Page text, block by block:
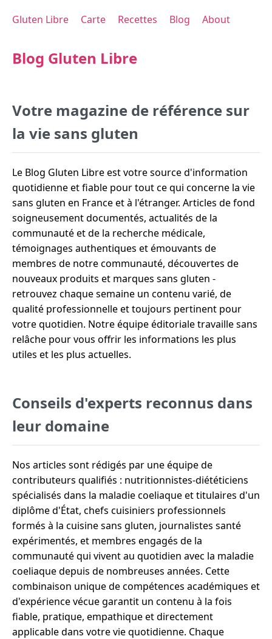
Gluten Libre Carte Recettes Blog About
Blog Gluten Libre
Votre magazine de référence sur
la vie sans gluten
Le Blog Gluten Libre est votre source d'information
quotidienne et fiable pour tout ce qui concerne la vie
sans gluten en France et à l'étranger. Articles de fond
soigneusement documentés, actualités de la
communauté et de la recherche médicale,
témoignages authentiques et émouvants de
membres de notre communauté, découvertes de
nouveaux produits et marques sans gluten -
retrouvez chaque semaine un contenu varié, de
qualité professionnelle et toujours pertinent pour
votre quotidien. Notre équipe éditoriale travaille sans
relâche pour vous offrir les informations les plus
utiles et les plus actuelles.
Conseils d'experts reconnus dans
leur domaine
Nos articles sont rédigés par une équipe de
contributeurs qualifiés : nutritionnistes-diététiciens
spécialisés dans la maladie coeliaque et titulaires d'un
diplôme d'État, chefs cuisiniers professionnels
formés à la cuisine sans gluten, journalistes santé
expérimentés, et membres engagés de la
communauté qui vivent au quotidien avec la maladie
coeliaque depuis de nombreuses années. Cette
combinaison unique de compétences académiques et
d'expérience vécue garantit un contenu à la fois
fiable, pratique, empathique et directement
applicable dans votre vie quotidienne. Chaque